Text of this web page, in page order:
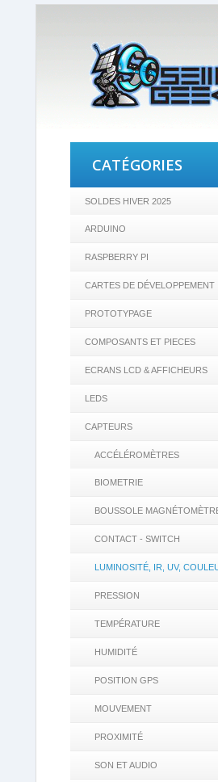
CATÉGORIES
SOLDES HIVER 2025
ARDUINO
RASPBERRY PI
CARTES DE DÉVELOPPEMENT
PROTOTYPAGE
COMPOSANTS ET PIECES
ECRANS LCD & AFFICHEURS
LEDS
CAPTEURS
ACCÉLÉROMÈTRES
BIOMETRIE
BOUSSOLE
CONTACT - SWITCH
LUMINOSITÉ, IR, UV,
PRESSION
TEMPÉRATURE
HUMIDITÉ
POSITION GPS
MOUVEMENT
PROXIMITÉ
SON ET AUDIO